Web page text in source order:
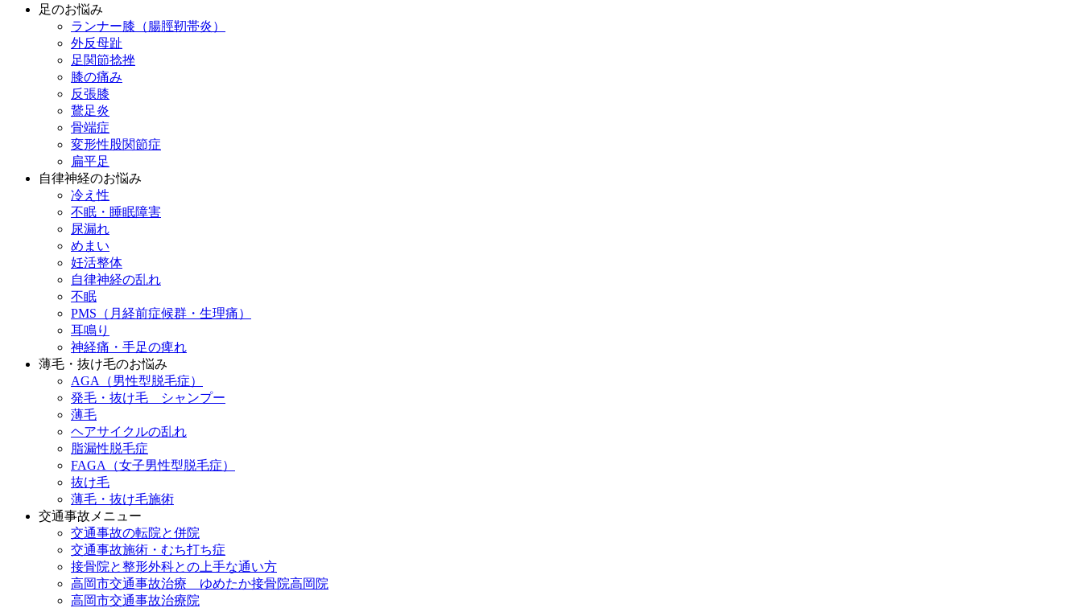
足のお悩み
ランナー膝（腸脛靭帯炎）
外反母趾
足関節捻挫
膝の痛み
反張膝
鵞足炎
骨端症
変形性股関節症
扁平足
自律神経のお悩み
冷え性
不眠・睡眠障害
尿漏れ
めまい
妊活整体
自律神経の乱れ
不眠
PMS（月経前症候群・生理痛）
耳鳴り
神経痛・手足の痺れ
薄毛・抜け毛のお悩み
AGA（男性型脱毛症）
発毛・抜け毛 シャンプー
薄毛
ヘアサイクルの乱れ
脂漏性脱毛症
FAGA（女子男性型脱毛症）
抜け毛
薄毛・抜け毛施術
交通事故メニュー
交通事故の転院と併院
交通事故施術・むち打ち症
接骨院と整形外科との上手な通い方
高岡市交通事故治療 ゆめたか接骨院高岡院
高岡市交通事故治療院